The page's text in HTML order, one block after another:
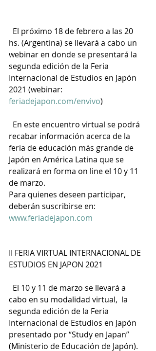
hs. (Argentina) se llevará a cabo un
webinar en donde se presentará la
segunda edición de la Feria
Internacional de Estudios en Japón
2021 (webinar:
feriadejapon.com/envivo)
recabar información acerca de la
feria de educación más grande de
Japón en América Latina que se
realizará en forma on line el 10 y 11
de marzo.
Para quienes deseen participar,
deberán suscribirse en:
www.feriadejapon.com
II FERIA VIRTUAL INTERNACIONAL DE
ESTUDIOS EN JAPON 2021
cabo en su modalidad virtual,  la
segunda edición de la Feria
Internacional de Estudios en Japón
presentado por “Study en Japan”
(Ministerio de Educación de Japón).